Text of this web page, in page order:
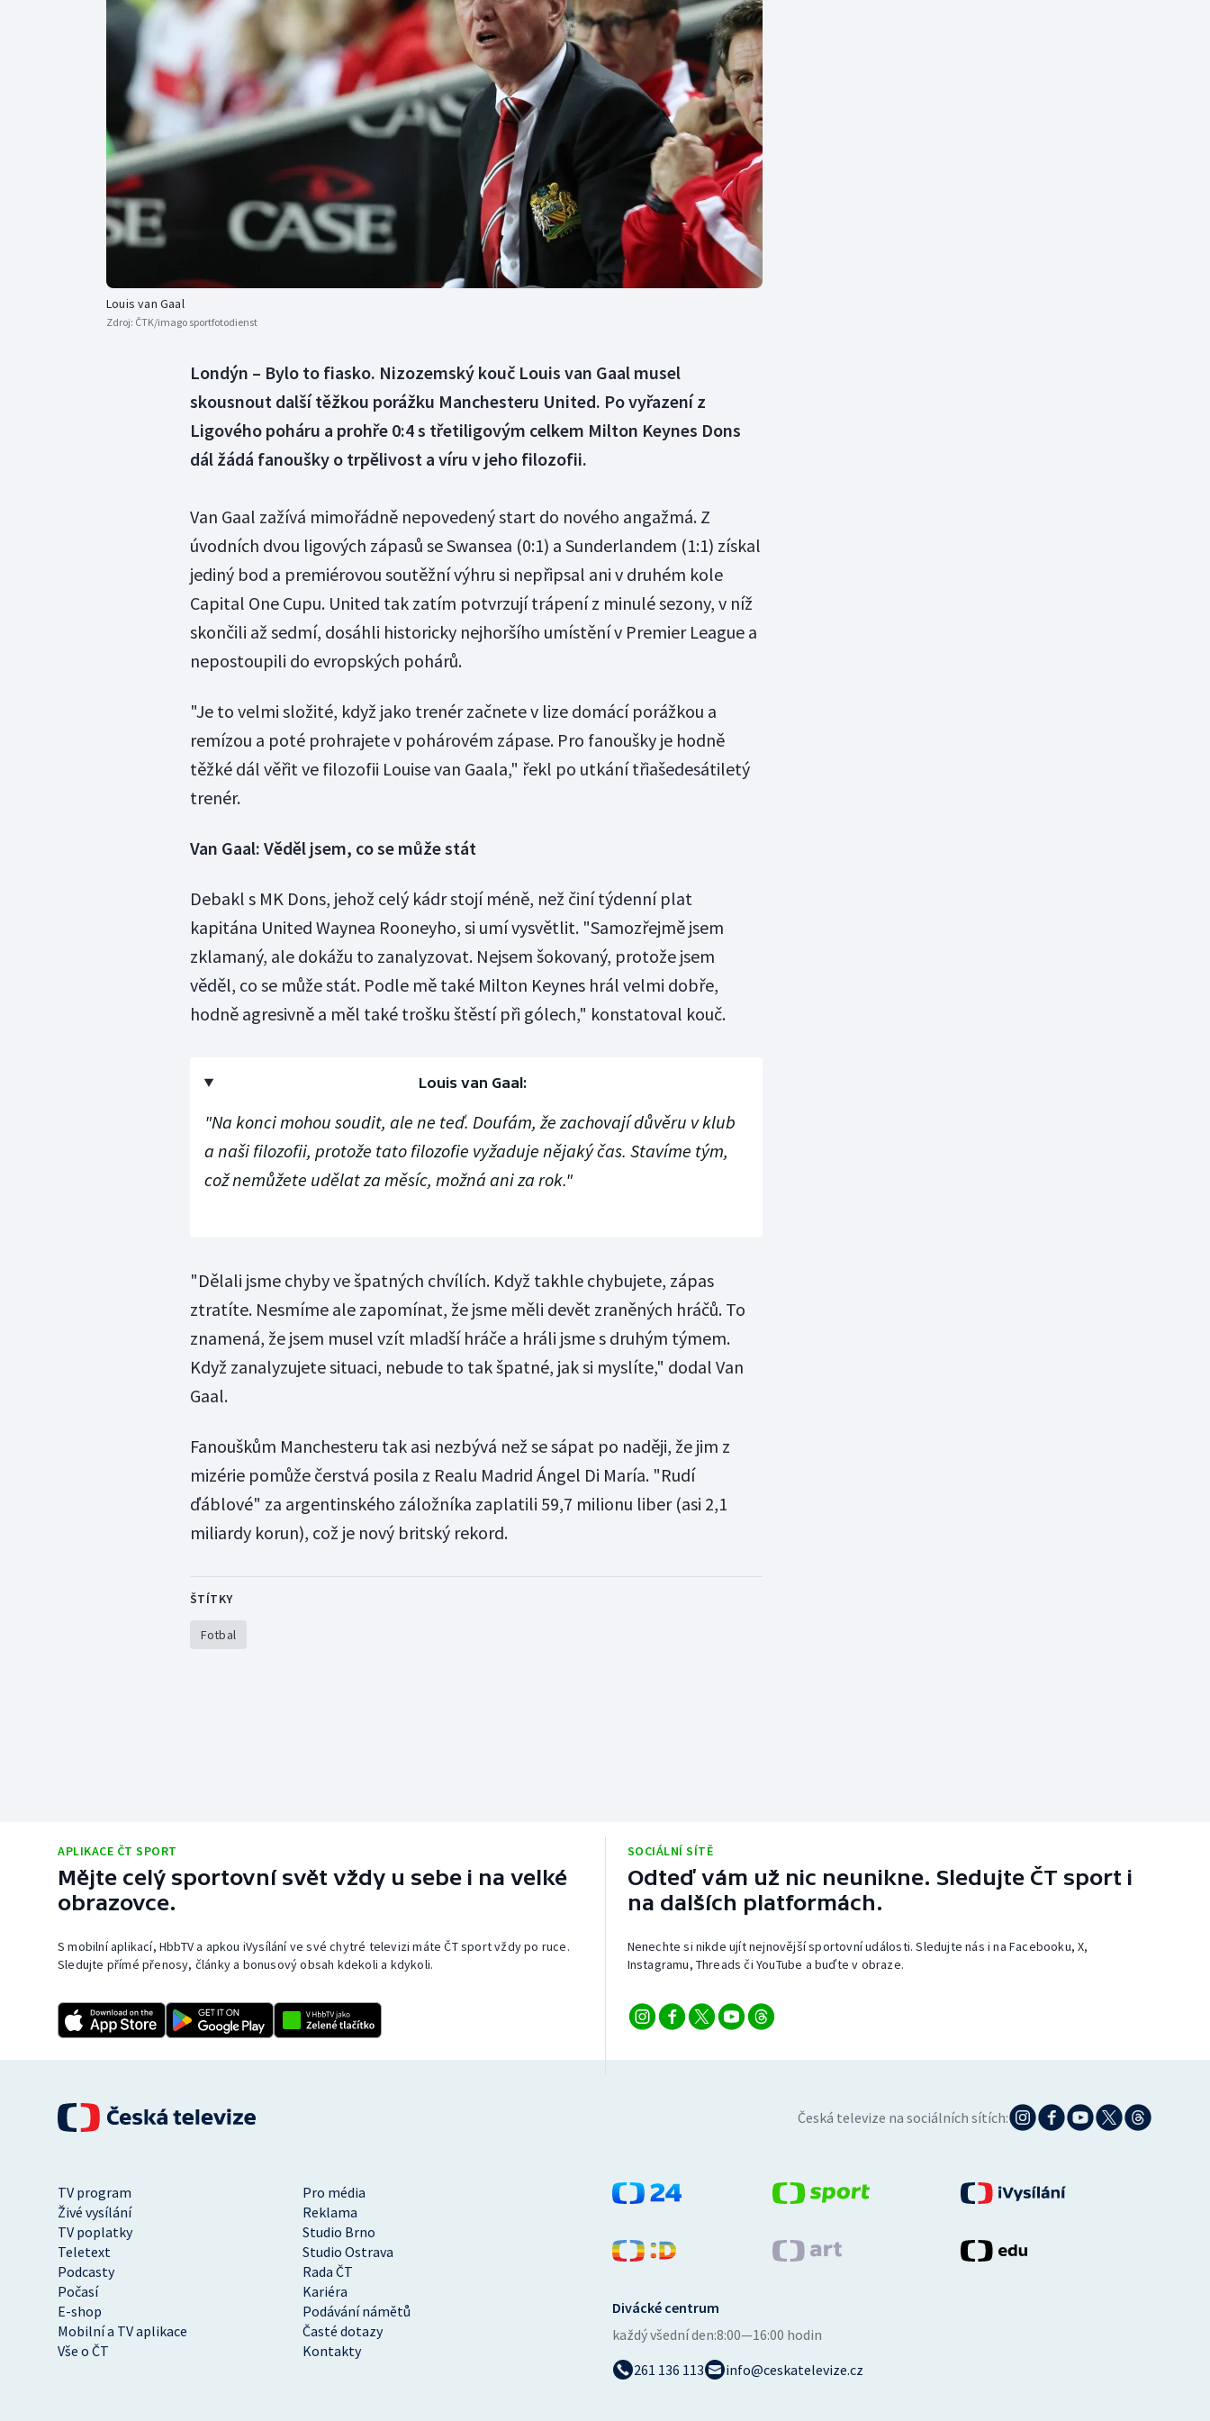
Curling
Dostihy
Florbal
Futsal
Golf
Gymnastika
Moderní pětiboj
Motorsport
Olympijské hry
Parasport
Plavání
Plážový volejbal
Triatlon
Veslování
Vodní slalom
Volejbal
Ostatní
Louis van Gaal
Zdroj: ČTK/imago sportfotodienst
Londýn – Bylo to fiasko. Nizozemský kouč Louis van Gaal musel
skousnout další těžkou porážku Manchesteru United. Po vyřazení z
Ligového poháru a prohře 0:4 s třetiligovým celkem Milton Keynes Dons
dál žádá fanoušky o trpělivost a víru v jeho filozofii.
Van Gaal zažívá mimořádně nepovedený start do nového angažmá. Z
úvodních dvou ligových zápasů se Swansea (0:1) a Sunderlandem (1:1) získal
jediný bod a premiérovou soutěžní výhru si nepřipsal ani v druhém kole
Capital One Cupu. United tak zatím potvrzují trápení z minulé sezony, v níž
skončili až sedmí, dosáhli historicky nejhoršího umístění v Premier League a
nepostoupili do evropských pohárů.
"Je to velmi složité, když jako trenér začnete v lize domácí porážkou a
remízou a poté prohrajete v pohárovém zápase. Pro fanoušky je hodně
těžké dál věřit ve filozofii Louise van Gaala," řekl po utkání třiašedesátiletý
trenér.
Van Gaal: Věděl jsem, co se může stát
Debakl s MK Dons, jehož celý kádr stojí méně, než činí týdenní plat
kapitána United Waynea Rooneyho, si umí vysvětlit. "Samozřejmě jsem
zklamaný, ale dokážu to zanalyzovat. Nejsem šokovaný, protože jsem
věděl, co se může stát. Podle mě také Milton Keynes hrál velmi dobře,
hodně agresivně a měl také trošku štěstí při gólech," konstatoval kouč.
Louis van Gaal:
"Na konci mohou soudit, ale ne teď. Doufám, že zachovají důvěru v klub
a naši filozofii, protože tato filozofie vyžaduje nějaký čas. Stavíme tým,
což nemůžete udělat za měsíc, možná ani za rok."
"Dělali jsme chyby ve špatných chvílích. Když takhle chybujete, zápas
ztratíte. Nesmíme ale zapomínat, že jsme měli devět zraněných hráčů. To
znamená, že jsem musel vzít mladší hráče a hráli jsme s druhým týmem.
Když zanalyzujete situaci, nebude to tak špatné, jak si myslíte," dodal Van
Gaal.
Fanouškům Manchesteru tak asi nezbývá než se sápat po naději, že jim z
mizérie pomůže čerstvá posila z Realu Madrid Ángel Di María. "Rudí
ďáblové" za argentinského záložníka zaplatili 59,7 milionu liber (asi 2,1
miliardy korun), což je nový britský rekord.
ŠTÍTKY
Fotbal
APLIKACE ČT SPORT
Mějte celý sportovní svět vždy u sebe i na velké
obrazovce.
S mobilní aplikací, HbbTV a apkou iVysílání ve své chytré televizi máte ČT sport vždy po ruce.
Sledujte přímé přenosy, články a bonusový obsah kdekoli a kdykoli.
SOCIÁLNÍ SÍTĚ
Odteď vám už nic neunikne. Sledujte ČT sport i
na dalších platformách.
Nenechte si nikde ujít nejnovější sportovní události. Sledujte nás i na Facebooku, X,
Instagramu, Threads či YouTube a buďte v obraze.
Česká televize na sociálních sítích:
TV program
Pro média
Živé vysílání
Reklama
TV poplatky
Studio Brno
Teletext
Studio Ostrava
Podcasty
Rada ČT
Počasí
Kariéra
E-shop
Podávání námětů
Mobilní a TV aplikace
Časté dotazy
Vše o ČT
Kontakty
Divácké centrum
každý všední den:8:00—16:00 hodin
261 136 113
info@ceskatelevize.cz